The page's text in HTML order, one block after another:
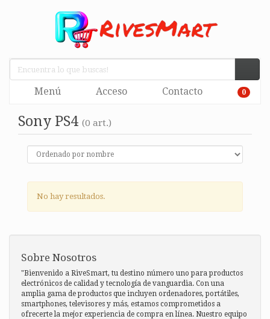
Menú Acceso Contacto 0
Sony PS4 (0 art.)
No hay resultados.
Sobre Nosotros
"Bienvenido a RiveSmart, tu destino número uno para productos
electrónicos de calidad y tecnología de vanguardia. Con una
amplia gama de productos que incluyen ordenadores, portátiles,
smartphones, televisores y más, estamos comprometidos a
ofrecerte la mejor experiencia de compra en línea. Nuestro equipo